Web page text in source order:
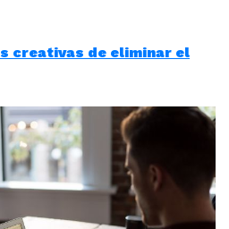
creativas de eliminar el